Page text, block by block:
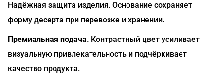
Надёжная защита изделия. Основание сохраняет
форму десерта при перевозке и хранении.
Премиальная подача. Контрастный цвет усиливает
визуальную привлекательность и подчёркивает
качество продукта.